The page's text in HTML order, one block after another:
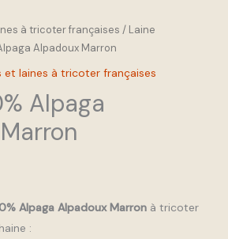
à tricoter françaises / Laine
Alpadoux Marron
et laines à tricoter françaises
Alpaga
Alpaga Alpadoux Marronà tricoter
: